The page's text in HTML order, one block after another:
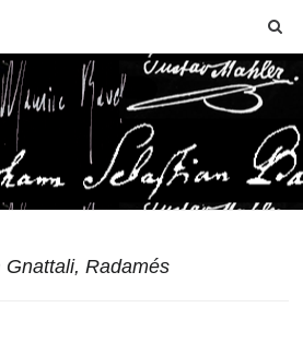
Gnattali, Radamés